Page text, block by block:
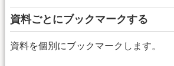
資料ごとにブックマークする
資料を個別にブックマークします。